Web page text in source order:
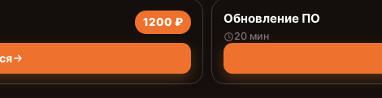
1200 ₽ Обновление ПО
20 мин